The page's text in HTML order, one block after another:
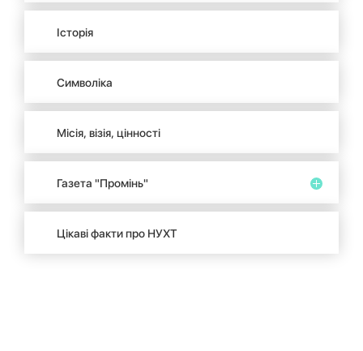
Історія
Символіка
Місія, візія, цінності
Газета "Промінь"
Цікаві факти про НУХТ